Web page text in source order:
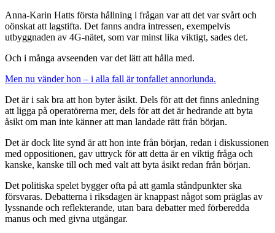
Anna-Karin Hatts första hållning i frågan var att det var svårt och
oönskat att lagstifta. Det fanns andra intressen, exempelvis
utbyggnaden av 4G-nätet, som var minst lika viktigt, sades det.
Och i många avseenden var det lätt att hålla med.
Men nu vänder hon – i alla fall är tonfallet annorlunda.
Det är i sak bra att hon byter åsikt. Dels för att det finns anledning
att ligga på operatörerna mer, dels för att det är hedrande att byta
åsikt om man inte känner att man landade rätt från början.
Det är dock lite synd är att hon inte från början, redan i diskussionen
med oppositionen, gav uttryck för att detta är en viktig fråga och
kanske, kanske till och med valt att byta åsikt redan från början.
Det politiska spelet bygger ofta på att gamla ståndpunkter ska
försvaras. Debatterna i riksdagen är knappast något som präglas av
lyssnande och reflekterande, utan bara debatter med förberedda
manus och med givna utgångar.